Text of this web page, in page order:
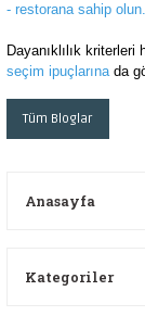
- restorana sahip olun.
Dayanıklılık
seçim ipuçlarınada
Tüm Bloglar
Anasayfa
Kategoriler